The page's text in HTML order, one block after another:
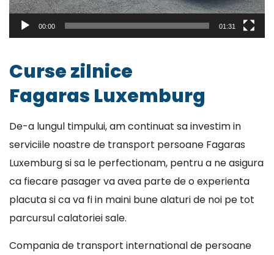
00:00 01:31
Curse zilnice
Fagaras Luxemburg
De-a lungul timpului, am continuat sa investim in
serviciile noastre de transport persoane Fagaras
Luxemburg si sa le perfectionam, pentru a ne asigura
ca fiecare pasager va avea parte de o experienta
placuta si ca va fi in maini bune alaturi de noi pe tot
parcursul calatoriei sale.
Compania de transport international de persoane